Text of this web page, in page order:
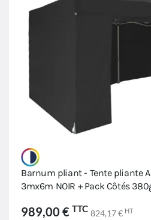
Barnum pliant - Tente pliante
3mx6m NOIR + Pack Côtés
989,00 € TTC 824,17 € HT